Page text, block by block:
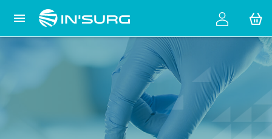

Cookies management panel